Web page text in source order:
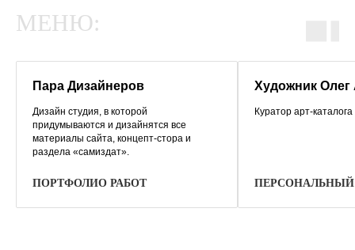
МЕНЮ:
Пара Дизайнеров
Дизайн студия, в которой
придумываются и дизайнятся все
материалы сайта, концепт-стора и
раздела «самиздат».
ПОРТФОЛИО РАБОТ
Художник
Куратор арт-каталога
ПЕРСОНАЛЬНЫЙ